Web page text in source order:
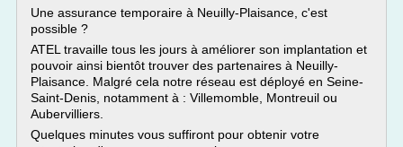
Une assurance temporaire à Neuilly-Plaisance, c'est
possible ?
ATEL travaille tous les jours à améliorer son implantation et
pouvoir ainsi bientôt trouver des partenaires à Neuilly-
Plaisance. Malgré cela notre réseau est déployé en Seine-
Saint-Denis, notamment à : Villemomble, Montreuil ou
Aubervilliers.
Quelques minutes vous suffiront pour obtenir votre